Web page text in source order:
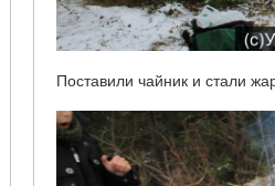
Поставили чайник и стали